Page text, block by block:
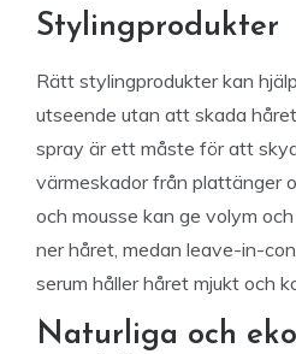
Stylingprodukter
Rätt stylingprodukter kan
utseende utan att skada
spray är ett måste för att
värmeskador från plattänger
och mousse kan ge volym
ner håret, medan leave-in-
serum håller håret mjukt och
Naturliga och